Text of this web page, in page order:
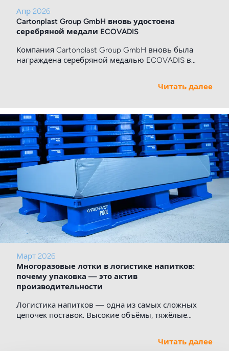
Апр 2026
Cartonplast Group GmbH вновь удостоена
серебряной медали ECOVADIS
Компания Cartonplast Group GmbH вновь была
награждена серебряной медалью ECOVADIS в
Читать далее
Март 2026
Многоразовые лотки в логистике напитков:
почему упаковка — это актив
производительности
Логистика напитков — одна из самых сложных
цепочек поставок. Высокие объёмы, тяжёлые
устойчивости и регуляторное давление.Читать далее